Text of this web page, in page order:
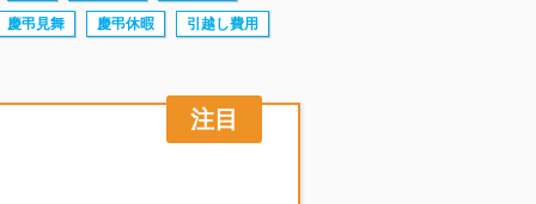
慶弔見舞 慶弔休暇 引越し費用